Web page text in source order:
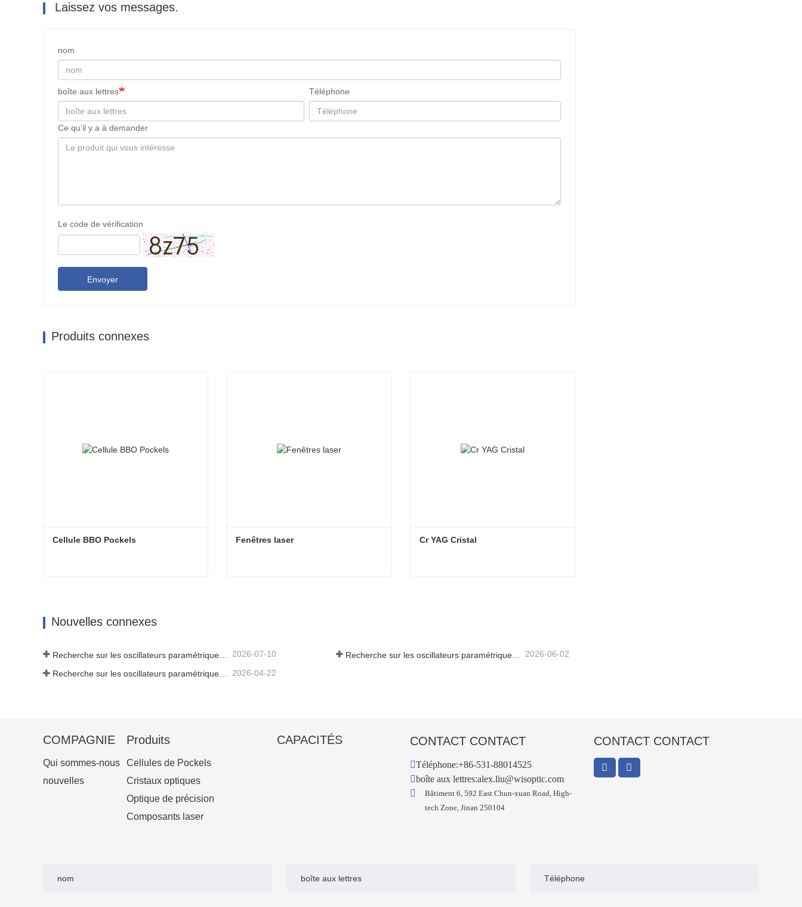
Laissez vos messages.
nom
boîte aux lettres Téléphone
Ce qu’il y a à demander
Le code de vérification
Envoyer
Produits connexes
Cellule BBO Pockels Fenêtres laser Cr YAG Cristal
Nouvelles connexes
2026-07-10 Recherche sur les oscillateurs paramétriques infrarouges moyens - Partie 05 2026-06-02
2026-04-22
COMPAGNIE
Qui sommes-nous
nouvelles
Produits
Cellules de Pockels
Cristaux optiques
Optique de précision
Composants laser
CAPACITÉS CONTACT CONTACT
Téléphone:+86-531-88014525
boîte aux lettres:alex.liu@wisoptic.com
Bâtiment 6, 592 East Chun-xuan Road, High-
tech Zone, Jinan 250104
CONTACT CONTACT